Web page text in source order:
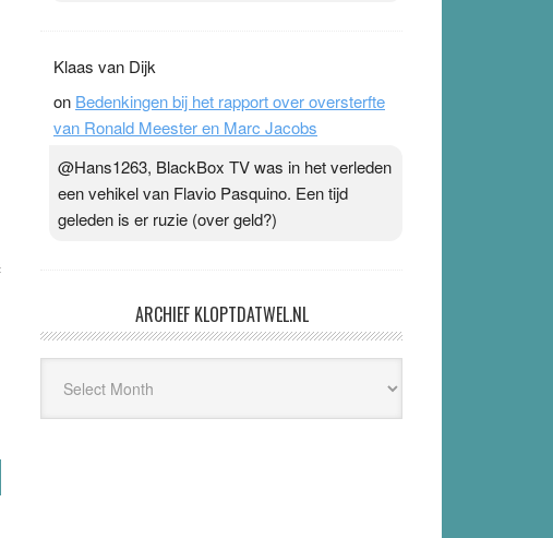
Klaas van Dijk
on Bedenkingen bij het rapport over oversterfte
van Ronald Meester en Marc Jacobs
@Hans1263, BlackBox TV was in het verleden
een vehikel van Flavio Pasquino. Een tijd
geleden is er ruzie (over geld?)
ARCHIEF KLOPTDATWEL.NL
Kloptdatwel.nl